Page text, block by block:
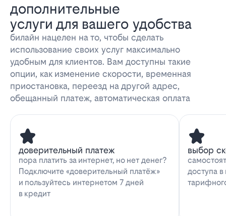
дополнительные
услуги для вашего удобства
билайн нацелен на то, чтобы сделать
использование своих услуг максимально
удобным для клиентов. Вам доступны такие
опции, как изменение скорости, временная
приостановка, переезд на другой адрес,
обещанный платеж, автоматическая оплата
доверительный платеж
пора платить за интернет, но нет денег?
Подключите «доверительный платёж»
и пользуйтесь интернетом 7 дней
в кредит
выбор
доступа